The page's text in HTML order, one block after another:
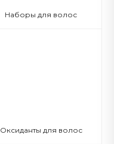
Наборы для волос
Оксиданты для волос